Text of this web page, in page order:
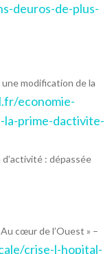
deuros-de-plus-
modification de la
economie-
prime-dactivite-
: dépassée
cœur de l’Ouest » –
crise-l-hopital-